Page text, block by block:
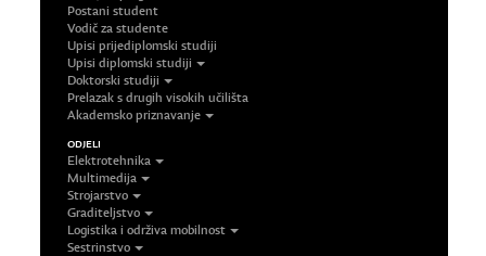
Postani student
Vodič za studente
Upisi prijediplomski studiji
Upisi diplomski studiji
Doktorski studiji
Prelazak s drugih visokih učilišta
Akademsko priznavanje
ODJELI
Elektrotehnika
Multimedija
Strojarstvo
Graditeljstvo
Logistika i održiva mobilnost
Sestrinstvo